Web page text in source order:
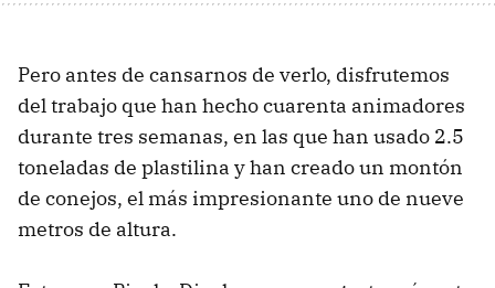
Pero antes de cansarnos de verlo, disfrutemos
del trabajo que han hecho cuarenta animadores
durante tres semanas, en las que han usado 2.5
toneladas de plastilina y han creado un montón
de conejos, el más impresionante uno de nueve
metros de altura.